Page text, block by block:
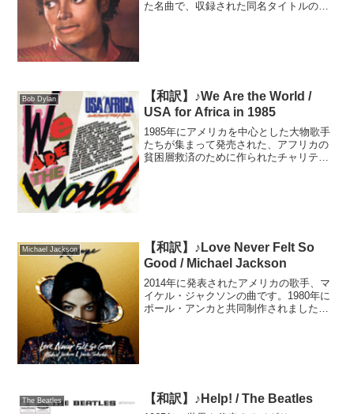
た名曲で、収録された同名タイトルのア
Bob Dylan
【和訳】♪We Are the World /
USA for Africa in 1985
1985年にアメリカを中心とした大物歌手
たちが集まって発売された、アフリカの
貧困層救済のために作られたチャリティ
Michael Jackson
【和訳】♪Love Never Felt So
Good / Michael Jackson
2014年に発表されたアメリカの歌手、マ
イケル・ジャクソンの曲です。1980年に
ポール・アンカと共同制作されました
The Beatles 【和訳】♪Help! / The Beatles